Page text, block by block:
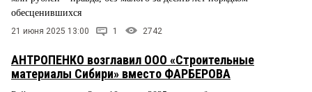
обесценившихся
21 июня 2025 13:00 1 2742
АНТРОПЕНКО возглавил ООО «Строительные
материалы Сибири» вместо ФАРБЕРОВА